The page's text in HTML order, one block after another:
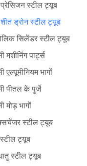
प्रेसिजन स्टील ट्यूब
शीत ड्रोन स्टील ट्यूब
सिलेंडर स्टील ट्यूब
मशीनिंग पार्ट्स
एल्यूमीनियम भागों
पीतल के पुर्जे
मोड़ भागों
स्टील ट्यूब
स्टील ट्यूब
स्टील ट्यूब